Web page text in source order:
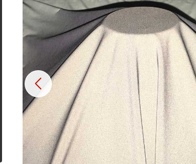
印花反光面料 炫彩反光面料
渐变反光面料 反光弹力布
普亮反光布 高亮反光布
反光布 阻燃反光布
彩色反光布 反光包边条
反光背心 反光雨衣